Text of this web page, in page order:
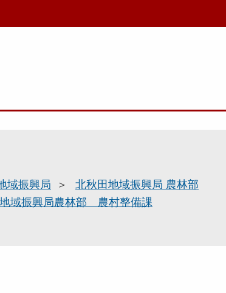
域振興局
北秋田地域振興局 農林部
域振興局農林部 農村整備課